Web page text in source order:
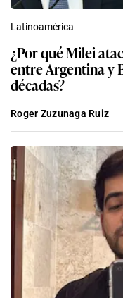
Latinoamérica
¿Por qué Milei
entre Argentina y
décadas?
Roger Zuzunaga Ruiz